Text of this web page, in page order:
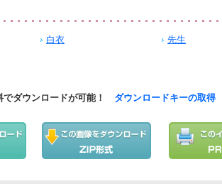
白衣
先生
ダウンロードが可能！ ダウンロードキーの取得